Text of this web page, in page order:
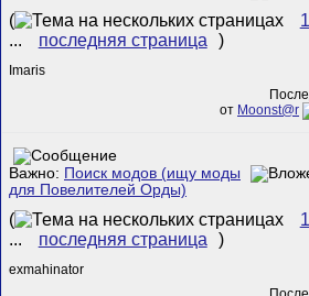
( 1
...
последняя страница )
Imaris
от Mооnst@r
Важно: Поиск модов (ищу моды
для Повелителей Орды)
( 1
...
последняя страница )
exmahinator